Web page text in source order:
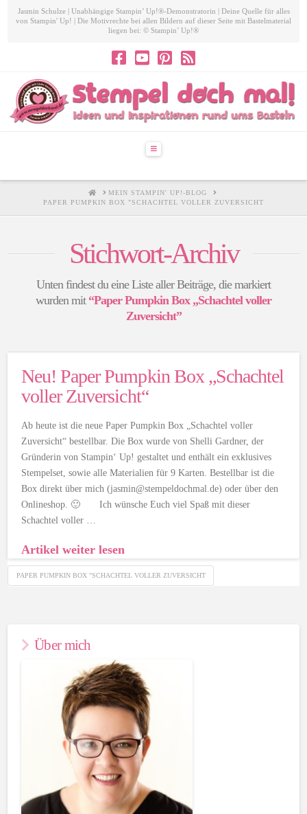
Jasmin Schulze | Unabhängige Stampin’ Up!®-Demonstratorin | Deine Quelle für alles
von Stampin' Up! | Die Motivrechte bei allen Bildern auf dieser Seite mit Bastelmaterial
liegen bei: © Stampin’ Up!®
Navigation
HOMEMEIN STAMPIN' UP!-BLOG
PAPER PUMPKIN BOX "SCHACHTEL VOLLER ZUVERSICHT
Stichwort-Archiv
Unten findest du eine Liste aller Beiträge, die markiert
wurden mit “Paper Pumpkin Box „Schachtel voller
Zuversicht”
Neu! Paper Pumpkin Box „Schachtel
voller Zuversicht“
Ab heute ist die neue Paper Pumpkin Box „Schachtel voller
Zuversicht“ bestellbar. Die Box wurde von Shelli Gardner, der
Gründerin von Stampin‘ Up! gestaltet und enthält ein exklusives
Stempelset, sowie alle Materialien für 9 Karten. Bestellbar ist die
Box direkt über mich (jasmin@stempeldochmal.de) oder über den
Onlineshop. 🙂 Ich wünsche Euch viel Spaß mit dieser
Schachtel voller …
Artikel weiter lesen
PAPER PUMPKIN BOX "SCHACHTEL VOLLER ZUVERSICHT
Über mich